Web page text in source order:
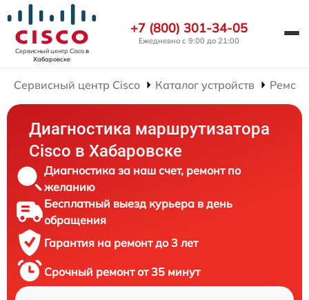
Сервисный центр Ciscoв
Хабаровске
+7 (800) 301-34-05
Ежедневно с 9:00 до 21:00
Сервисный центр Cisco Каталог устройств
Диагностика маршрутизатора
Cisco в Хабаровске
Диагностика за наш счет, ремонт по
желанию
Бесплатный выезд курьера в день
обращения
Гарантия на ремонт до 3 лет
Срочный ремонт от 35 минут